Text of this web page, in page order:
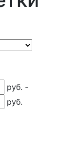
руб. -
руб.